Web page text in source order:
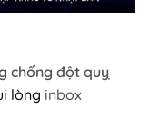
chống đột quỵ
lòng inbox